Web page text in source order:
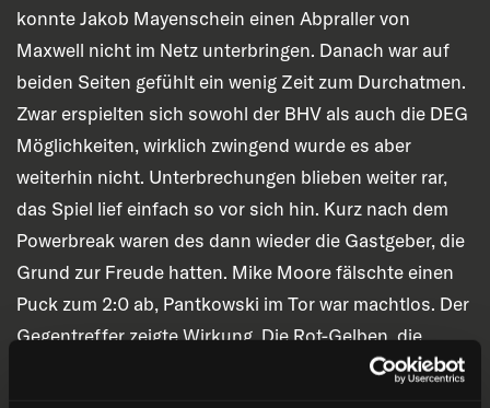
konnte Jakob Mayenschein einen Abpraller von
Maxwell nicht im Netz unterbringen. Danach war auf
beiden Seiten gefühlt ein wenig Zeit zum Durchatmen.
Zwar erspielten sich sowohl der BHV als auch die DEG
Möglichkeiten, wirklich zwingend wurde es aber
weiterhin nicht. Unterbrechungen blieben weiter rar,
das Spiel lief einfach so vor sich hin. Kurz nach dem
Powerbreak waren des dann wieder die Gastgeber, die
Grund zur Freude hatten. Mike Moore fälschte einen
Puck zum 2:0 ab, Pantkowski im Tor war machtlos. Der
Gegentreffer zeigte Wirkung. Die Rot-Gelben, die
danach vor allem in der Defensive verunsichert waren,